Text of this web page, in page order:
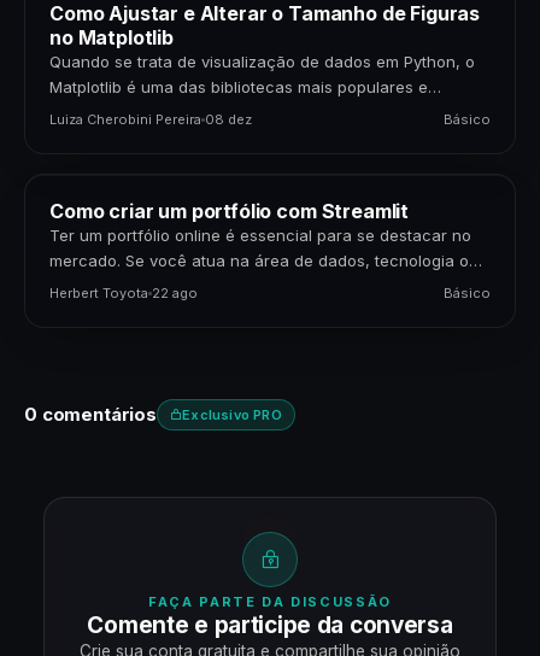
Como Ajustar e Alterar o Tamanho de Figuras
no Matplotlib
Quando se trata de visualização de dados em Python, o
Matplotlib é uma das bibliotecas mais populares e
poderosas disponíveis. Para cientistas de dados,…
Luiza Cherobini Pereira 08 dez Básico
Como criar um portfólio com Streamlit
Ter um portfólio online é essencial para se destacar no
mercado. Se você atua na área de dados, tecnologia ou
negócios, apresentar seus projetos…
Herbert Toyota 22 ago Básico
0 comentários Exclusivo PRO
FAÇA PARTE DA DISCUSSÃO
Comente e participe da conversa
Crie sua conta gratuita e compartilhe sua opinião